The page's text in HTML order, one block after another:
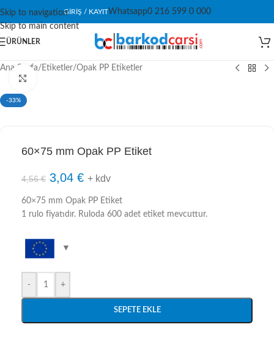
Skip to navigation
Skip to main content
GIRIŞ / KAYITWhatsapp0 216 599 0 000
ÜRÜNLER
Ana Sayfa/ Etiketler/Opak PP Etiketler
-33%
60×75 mm Opak PP Etiket
4,56€ 3,04 € + kdv
60×75 mm Opak PP Etiket
1 rulo fiyatıdır. Ruloda 600 adet etiket mevcuttur.
- +
SEPETE EKLE